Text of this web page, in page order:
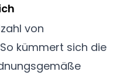
von
kümmert sich die